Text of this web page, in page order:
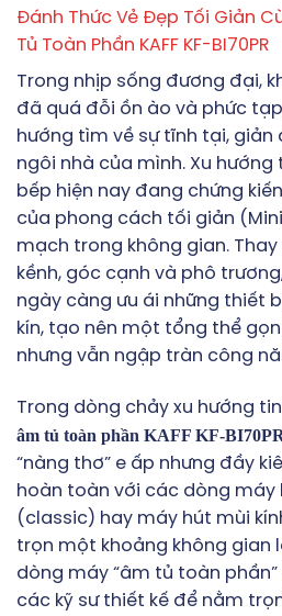
Đánh Thức Vẻ Đẹp Tối Giản
Tủ Toàn Phần KAFF KF-BI70PR
Trong nhịp sống đương đại,
đã quá đỗi ồn ào và phức
hướng tìm về sự tĩnh tại,
ngôi nhà của mình. Xu
bếp hiện nay đang chứng
của phong cách tối giản
mạch trong không gian.
kềnh, góc cạnh và phô
ngày càng ưu ái những thiết
kín, tạo nên một tổng thể
nhưng vẫn ngập tràn công
Trong dòng chảy xu hướng
âm tủ toàn phần KAFF KF-
“nàng thơ” e ấp nhưng đầy
hoàn toàn với các dòng máy
(classic) hay máy hút mùi
trọn một khoảng không gian
dòng máy “âm tủ toàn
các kỹ sư thiết kế để nằm